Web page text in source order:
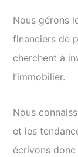
Nous gérons
financiers de
cherchent à
l’immobilier.
Nous
et les
écrivons